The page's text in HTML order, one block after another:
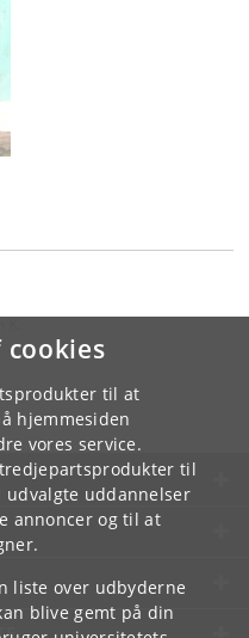
til at
hjemmesiden
vores service.
til
udvalgte uddannelser
annoncer og til at
liste over udbyderne
blive gemt på din